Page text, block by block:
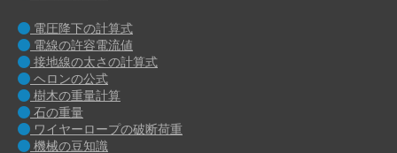
電圧降下の計算式
電線の許容電流値
接地線の太さの計算式
ヘロンの公式
樹木の重量計算
石の重量
ワイヤーロープの破断荷重
機械の豆知識